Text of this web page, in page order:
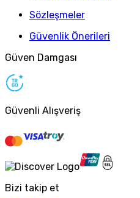
Sözleşmeler
Güvenlik Önerileri
Güven Damgası
Güvenli Alışveriş
Bizi takip et